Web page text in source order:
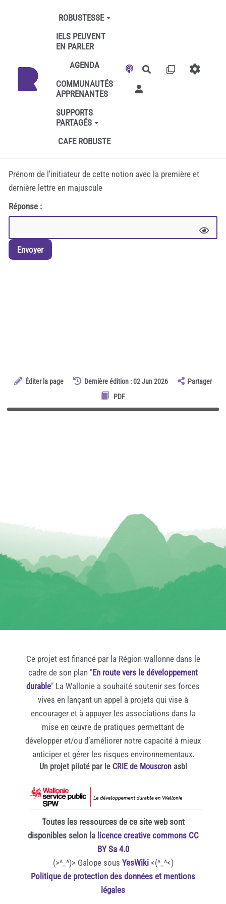
Aller au contenu principal
ROBUSTESSE
IELS PEUVENT
EN PARLER
AGENDA
COMMUNAUTÉS
APPRENANTES
SUPPORTS
PARTAGÉS
CAFE ROBUSTE
Rechercher
Prénom de l'initiateur de cette notion avec la première et
dernière lettre en majuscule
Réponse :
Envoyer
Éditer la page Dernière édition : 02 Jun 2026
Partager
PDF
Ce projet est financé par la Région wallonne dans le
cadre de son plan "En route vers le développement
durable" La Wallonie a souhaité soutenir ses forces
vives en lançant un appel à projets qui vise à
encourager et à appuyer les associations dans la
mise en œuvre de pratiques permettant de
développer et/ou d’améliorer notre capacité à mieux
anticiper et gérer les risques environnementaux.
Un projet piloté par le CRIE de Mouscronasbl
Toutes les ressources de ce site web sont
disponibles selon la licence creative commons CC
BY Sa 4.0
(>^_^)> Galope sous YesWiki<(^_^<)
Politique de protection des données et mentions
légales